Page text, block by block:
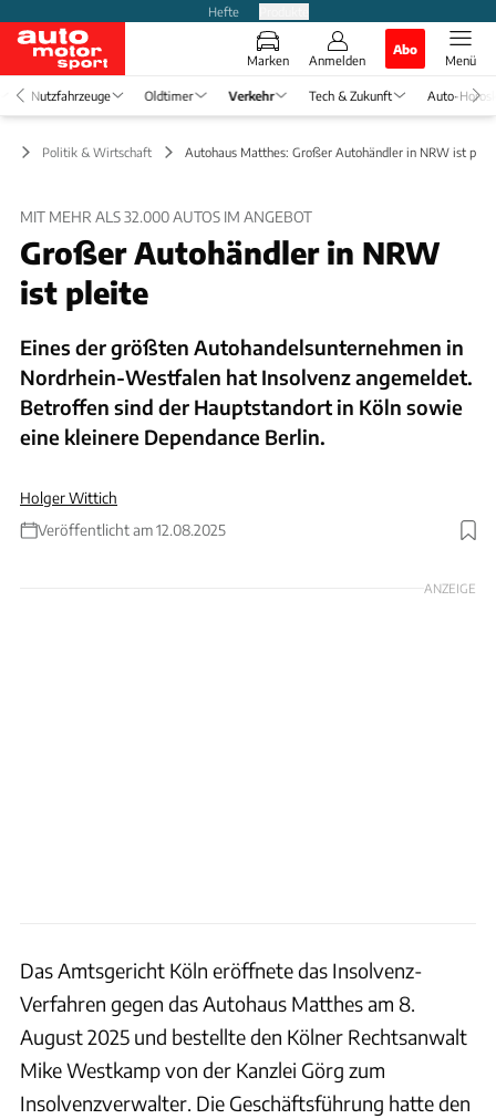
Hefte
Marken Anmelden
Abo
Menü
Nutzfahrzeuge Oldtimer Verkehr Tech & Zukunft Auto-
Politik & Wirtschaft Autohaus Matthes: Großer Autohändler in NRW ist
MIT MEHR ALS 32.000 AUTOS IM ANGEBOT
Großer Autohändler in NRW
ist pleite
Eines der größten Autohandelsunternehmen in
Nordrhein-Westfalen hat Insolvenz angemeldet.
Betroffen sind der Hauptstandort in Köln sowie
eine kleinere Dependance Berlin.
Holger Wittich
Veröffentlicht am 12.08.2025
Foto: franconiaphoto via Getty Images
ANZEIGE
Das Amtsgericht Köln eröffnete das Insolvenz-
Verfahren gegen das Autohaus Matthes am 8.
August 2025 und bestellte den Kölner Rechtsanwalt
Mike Westkamp von der Kanzlei Görg zum
Insolvenzverwalter. Die Geschäftsführung hatte den